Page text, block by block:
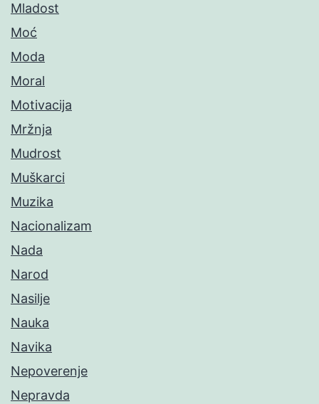
Mladost
Moć
Moda
Moral
Motivacija
Mržnja
Mudrost
Muškarci
Muzika
Nacionalizam
Nada
Narod
Nasilje
Nauka
Navika
Nepoverenje
Nepravda